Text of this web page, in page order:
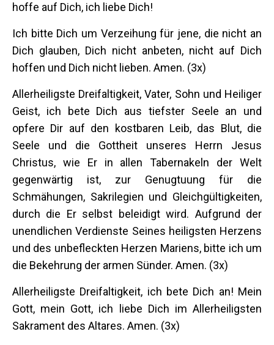
hoffe auf Dich, ich liebe Dich!
Ich bitte Dich um Verzeihung für jene, die nicht an
Dich glauben, Dich nicht anbeten, nicht auf Dich
hoffen und Dich nicht lieben. Amen. (3x)
Allerheiligste Dreifaltigkeit, Vater, Sohn und Heiliger
Geist, ich bete Dich aus tiefster Seele an und
opfere Dir auf den kostbaren Leib, das Blut, die
Seele und die Gottheit unseres Herrn Jesus
Christus, wie Er in allen Tabernakeln der Welt
gegenwärtig ist, zur Genugtuung für die
Schmähungen, Sakrilegien und Gleichgültigkeiten,
durch die Er selbst beleidigt wird. Aufgrund der
unendlichen Verdienste Seines heiligsten Herzens
und des unbefleckten Herzen Mariens, bitte ich um
die Bekehrung der armen Sünder. Amen. (3x)
Allerheiligste Dreifaltigkeit, ich bete Dich an! Mein
Gott, mein Gott, ich liebe Dich im Allerheiligsten
Sakrament des Altares. Amen. (3x)